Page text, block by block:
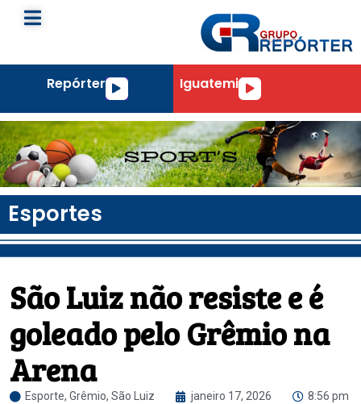
RepórterTocador
áudio
IguatemiTocador
áudio
Esportes
São Luiz não resiste e é
goleado pelo Grêmio na
Arena
Esporte, Grêmio, São Luiz janeiro 17, 2026 8:56 pm